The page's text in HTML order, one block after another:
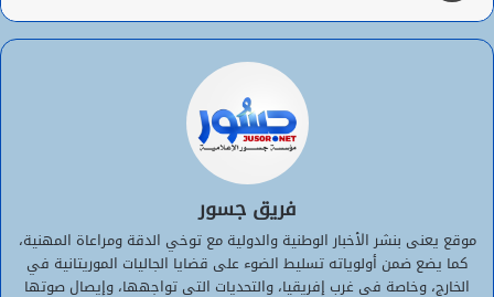
فريق جسور
موقع يعنى بنشر الأخبار الوطنية والدولية مع توخي الدقة ومراعاة المهنية،
كما يضع ضمن أولوياته تسليط الضوء على قضايا الجاليات الموريتانية في
الخارج، وخاصة في غرب إفريقيا، والتحديات التي تواجهها، وإيصال صوتها